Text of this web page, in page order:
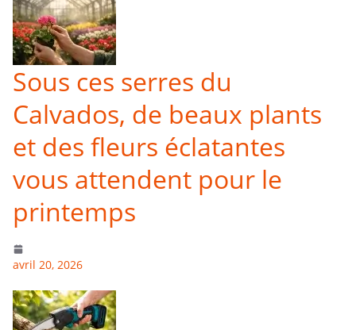
Sous ces serres du
Calvados, de beaux plants
et des fleurs éclatantes
vous attendent pour le
printemps
avril 20, 2026